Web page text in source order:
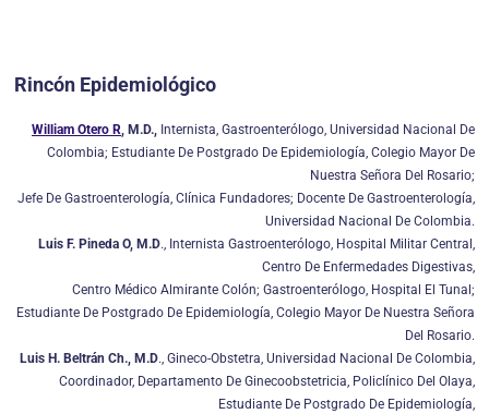
Rincón Epidemiológico
William Otero R, M.D., Internista, Gastroenterólogo, Universidad Nacional De
Colombia; Estudiante De Postgrado De Epidemiología, Colegio Mayor De
Nuestra Señora Del Rosario;
Jefe De Gastroenterología, Clínica Fundadores; Docente De Gastroenterología,
Universidad Nacional De Colombia.
Luis F. Pineda O, M.D., Internista Gastroenterólogo, Hospital Militar Central,
Centro De Enfermedades Digestivas,
Centro Médico Almirante Colón; Gastroenterólogo, Hospital El Tunal;
Estudiante De Postgrado De Epidemiología, Colegio Mayor De Nuestra Señora
Del Rosario.
Luis H. Beltrán Ch., M.D., Gineco-Obstetra, Universidad Nacional De Colombia,
Coordinador, Departamento De Ginecoobstetricia, Policlínico Del Olaya,
Estudiante De Postgrado De Epidemiología,